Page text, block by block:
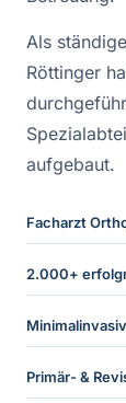
Als
Röttinger
aufgebaut.
Facharzt
2.000+
Primär- &